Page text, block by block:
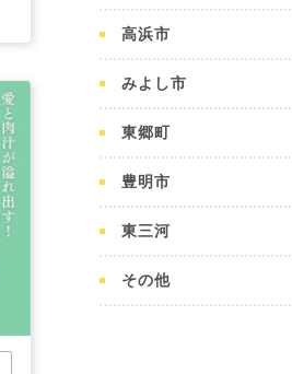
高浜市
みよし市
東郷町
豊明市
東三河
その他